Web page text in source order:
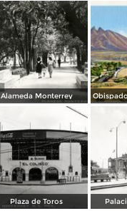
Alameda Monterrey
Plaza de Toros